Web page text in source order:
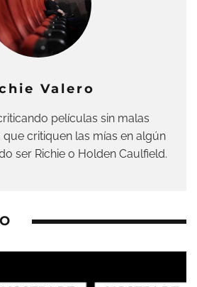
Valero
películas sin malas
que critiquen las mías en algún
ser Richie o Holden Caulfield.